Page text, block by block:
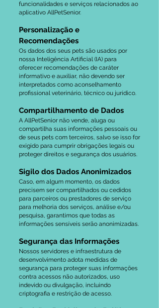
funcionalidades e serviços relacionados ao
aplicativo AllPetSenior.
Personalização e
Recomendações
Os dados dos seus pets são usados por
nossa Inteligência Artificial (IA) para
oferecer recomendações de caráter
informativo e auxiliar, não devendo ser
interpretados como aconselhamento
profissional veterinário, técnico ou jurídico.
Compartilhamento de Dados
A AllPetSenior não vende, aluga ou
compartilha suas informações pessoais ou
de seus pets com terceiros, salvo se isso for
exigido para cumprir obrigações legais ou
proteger direitos e segurança dos usuários.
Sigilo dos Dados Anonimizados
Caso, em algum momento, os dados
precisem ser compartilhados ou cedidos
para parceiros ou prestadores de serviço
para melhoria dos serviços, análise e/ou
pesquisa, garantimos que todas as
informações sensíveis serão anonimizadas.
Segurança das Informações
Nossos servidores e infraestrutura de
desenvolvimento adota medidas de
segurança para proteger suas informações
contra acessos não autorizados, uso
indevido ou divulgação, incluindo
criptografia e restrição de acesso.